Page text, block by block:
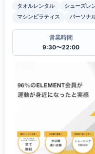
タオルレンタル シューズレ
マシンピラティス
パーソナ
営業時間
9:30〜22:00